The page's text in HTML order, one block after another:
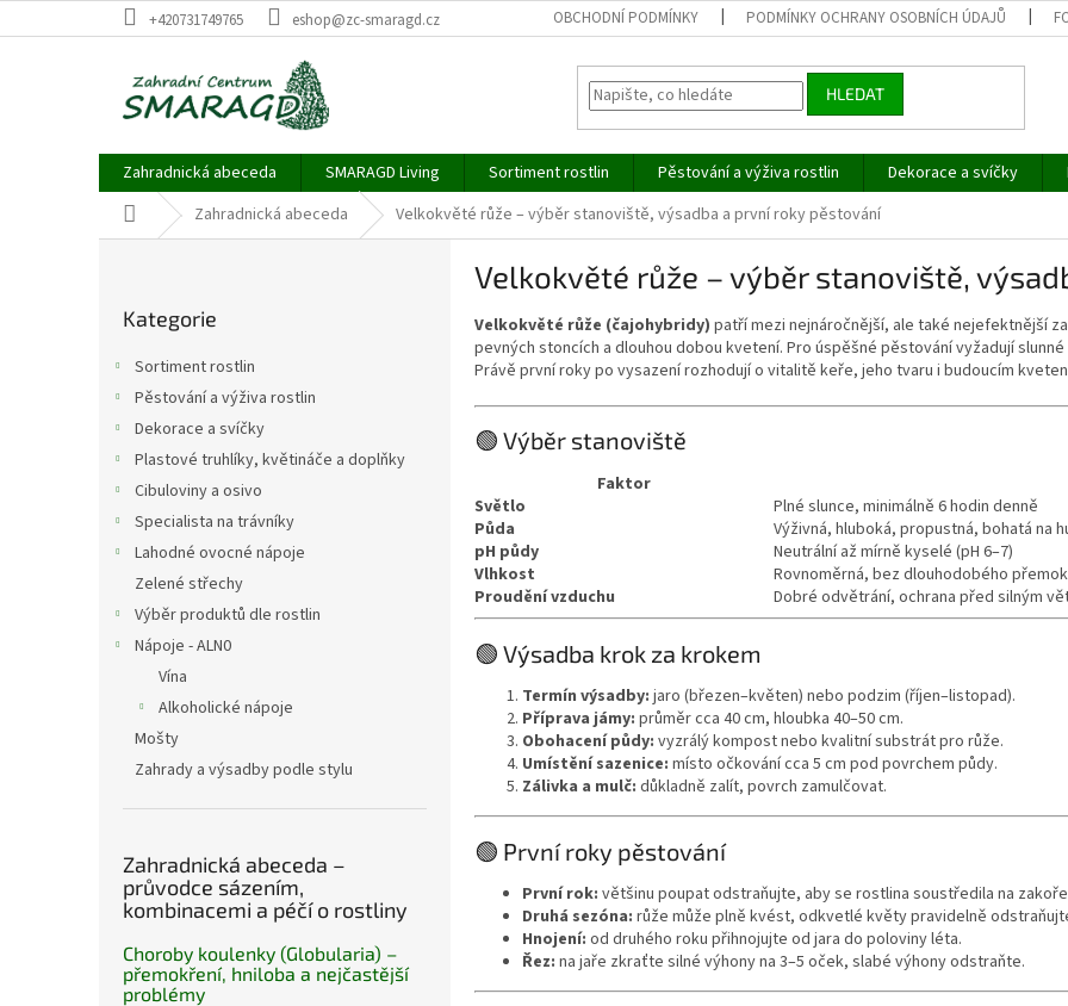
na
+420731749765 eshop@zc-smaragd.cz OBCHODNÍ PODMÍNKY PODMÍNKY OCHRANY OSOBNÍCH ÚDAJŮ
HLEDAT
Zahradnická abeceda SMARAGD Living Sortiment rostlin Pěstování a výživa rostlin Dekorace a svíčky
Domů Zahradnická abeceda Velkokvěté růže – výběr stanoviště, výsadba a první roky pěstování
kategorie
Kategorie
Sortiment rostlin
Pěstování a výživa rostlin
Dekorace a svíčky
Plastové truhlíky, květináče a doplňky
Cibuloviny a osivo
Specialista na trávníky
Lahodné ovocné nápoje
Zelené střechy
Výběr produktů dle rostlin
Nápoje - ALN0
Vína
Alkoholické nápoje
Mošty
Zahrady a výsadby podle stylu
Zahradnická abeceda –
průvodce sázením,
kombinacemi a péčí o rostliny
Choroby koulenky (Globularia) –
přemokření, hniloba a nejčastější
problémy
Velkokvěté růže – výběr stanoviště,
Velkokvěté růže (čajohybridy) patří mezi nejnáročnější, ale také nejefektnější
pevných stoncích a dlouhou dobou kvetení. Pro úspěšné pěstování vyžadují
Právě první roky po vysazení rozhodují o vitalitě keře, jeho tvaru i budoucím
🟢 Výběr stanoviště
Faktor
Světlo
Plné slunce, minimálně 6 hodin denně
Půda
Výživná, hluboká, propustná, bohatá na
pH půdy
Neutrální až mírně kyselé (pH 6–7)
Vlhkost
Rovnoměrná, bez dlouhodobého
Proudění vzduchu
Dobré odvětrání, ochrana před silným
🟢 Výsadba krok za krokem
Termín výsadby: jaro (březen–květen) nebo podzim (říjen–listopad).
Příprava jámy: průměr cca 40 cm, hloubka 40–50 cm.
Obohacení půdy: vyzrálý kompost nebo kvalitní substrát pro růže.
Umístění sazenice: místo očkování cca 5 cm pod povrchem půdy.
Zálivka a mulč: důkladně zalít, povrch zamulčovat.
🟢 První roky pěstování
První rok: většinu poupat odstraňujte, aby se rostlina soustředila na
Druhá sezóna: růže může plně kvést, odkvetlé květy pravidelně
Hnojení: od druhého roku přihnojujte od jara do poloviny léta.
Řez: na jaře zkraťte silné výhony na 3–5 oček, slabé výhony odstraňte.